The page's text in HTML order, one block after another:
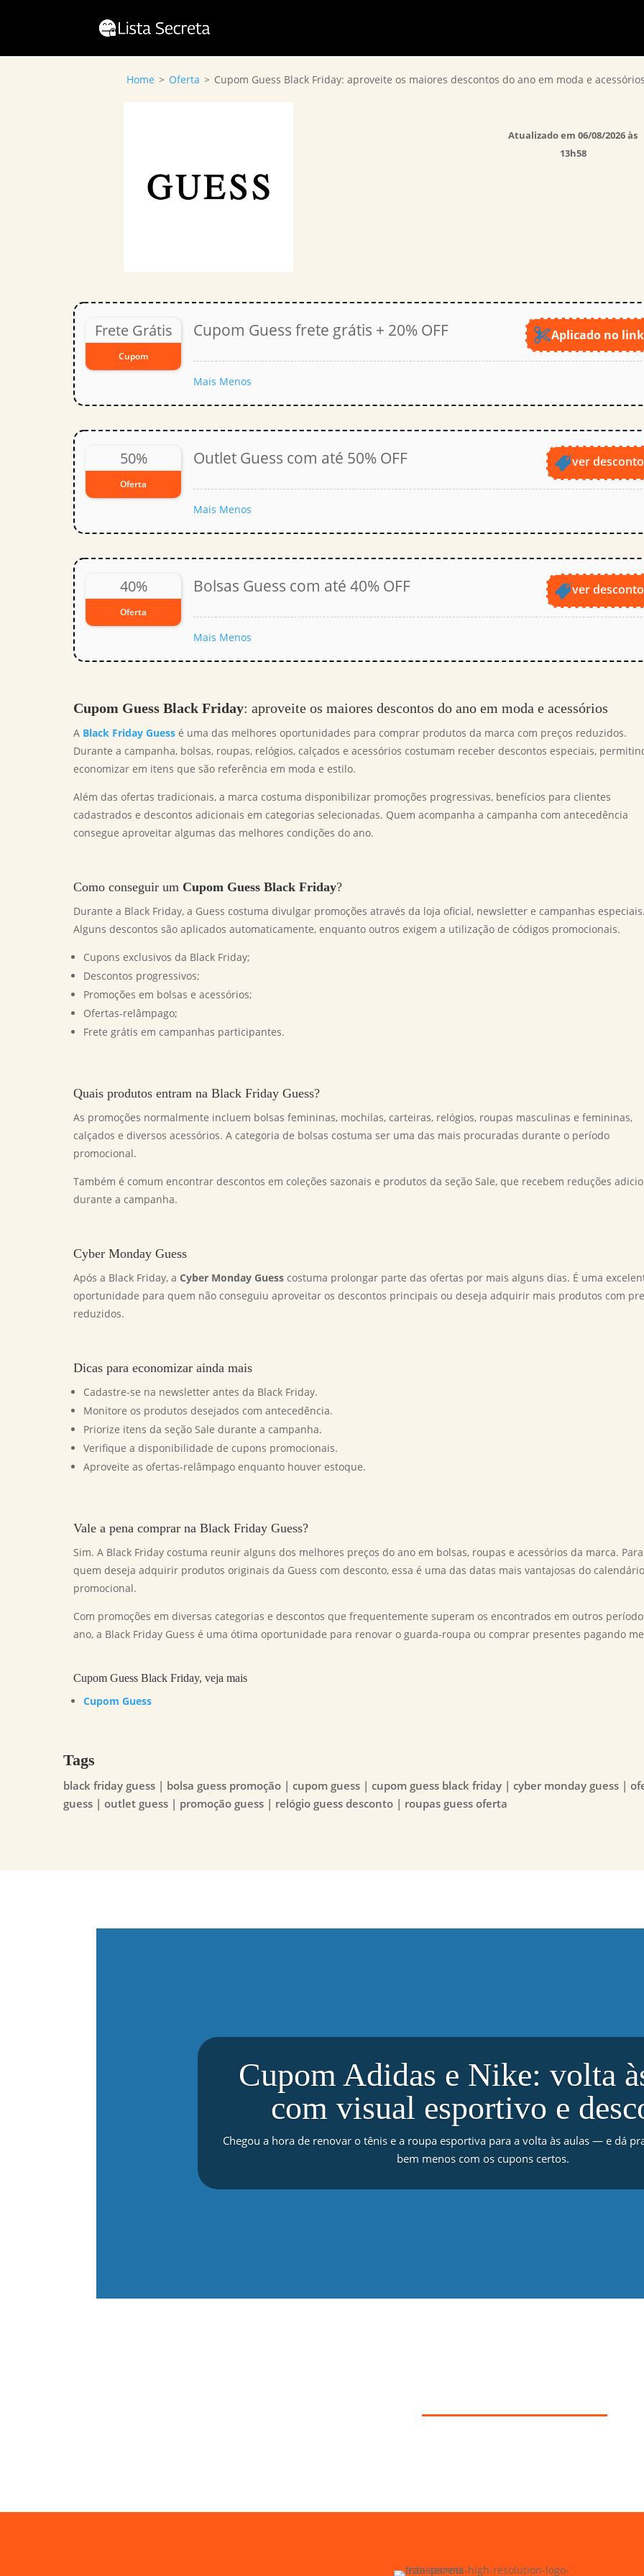
Home > Oferta > Cupom Guess Black Friday: aproveite os maiores descontos do ano em moda e
Atualizado em 06/08/2026 às
13h58
Frete Grátis
Cupom
Cupom Guess frete grátis + 20% OFF Aplicado no link
Mais Menos
50%
Oferta
Outlet Guess com até 50% OFF ver desconto
Mais Menos
40%
Oferta
Bolsas Guess com até 40% OFF ver desconto
Mais Menos
Cupom Guess Black Friday: aproveite os maiores descontos do ano em moda e acessórios
A Black Friday Guess é uma das melhores oportunidades para comprar produtos da marca com preços reduzidos.
Durante a campanha, bolsas, roupas, relógios, calçados e acessórios costumam receber descontos especiais,
economizar em itens que são referência em moda e estilo.
Além das ofertas tradicionais, a marca costuma disponibilizar promoções progressivas, benefícios para clientes
cadastrados e descontos adicionais em categorias selecionadas. Quem acompanha a campanha com antecedência
consegue aproveitar algumas das melhores condições do ano.
Como conseguir um Cupom Guess Black Friday?
Durante a Black Friday, a Guess costuma divulgar promoções através da loja oficial, newsletter e campanhas
Alguns descontos são aplicados automaticamente, enquanto outros exigem a utilização de códigos promocionais.
Cupons exclusivos da Black Friday;
Descontos progressivos;
Promoções em bolsas e acessórios;
Ofertas-relâmpago;
Frete grátis em campanhas participantes.
Quais produtos entram na Black Friday Guess?
As promoções normalmente incluem bolsas femininas, mochilas, carteiras, relógios, roupas masculinas e femininas,
calçados e diversos acessórios. A categoria de bolsas costuma ser uma das mais procuradas durante o período
promocional.
Também é comum encontrar descontos em coleções sazonais e produtos da seção Sale, que recebem reduções
durante a campanha.
Cyber Monday Guess
Após a Black Friday, a Cyber Monday Guess costuma prolongar parte das ofertas por mais alguns dias. É uma
oportunidade para quem não conseguiu aproveitar os descontos principais ou deseja adquirir mais produtos com
reduzidos.
Dicas para economizar ainda mais
Cadastre-se na newsletter antes da Black Friday.
Monitore os produtos desejados com antecedência.
Priorize itens da seção Sale durante a campanha.
Verifique a disponibilidade de cupons promocionais.
Aproveite as ofertas-relâmpago enquanto houver estoque.
Vale a pena comprar na Black Friday Guess?
Sim. A Black Friday costuma reunir alguns dos melhores preços do ano em bolsas, roupas e acessórios da marca. Para
quem deseja adquirir produtos originais da Guess com desconto, essa é uma das datas mais vantajosas do calendário
promocional.
Com promoções em diversas categorias e descontos que frequentemente superam os encontrados em outros
ano, a Black Friday Guess é uma ótima oportunidade para renovar o guarda-roupa ou comprar presentes pagando
Cupom Guess Black Friday, veja mais
Cupom Guess
Tags
black friday guess | bolsa guess promoção | cupom guess | cupom guess black friday | cyber monday guess |
guess | outlet guess | promoção guess | relógio guess desconto | roupas guess oferta
Cupom Adidas e Nike: volta
com visual esportivo e
Chegou a hora de renovar o tênis e a roupa esportiva para a volta às aulas — e dá
bem menos com os cupons certos.